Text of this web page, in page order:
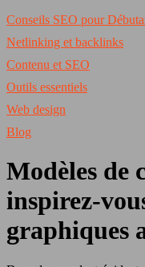
Conseils SEO pour
Netlinking et backlinks
Contenu et SEO
Outils essentiels
Web design
Blog
Modèles de
inspirez-
graphiques